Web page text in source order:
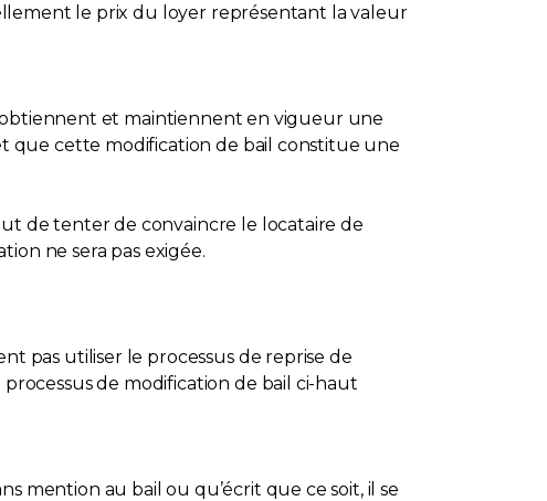
le prix du loyer représentant la valeur
obtiennent et maintiennent en vigueur une
que cette modification de bail constitue une
de tenter de convaincre le locataire de
ne sera pas exigée.
pas utiliser le processus de reprise de
de modification de bail ci-haut
mention au bail ou qu’écrit que ce soit, il se